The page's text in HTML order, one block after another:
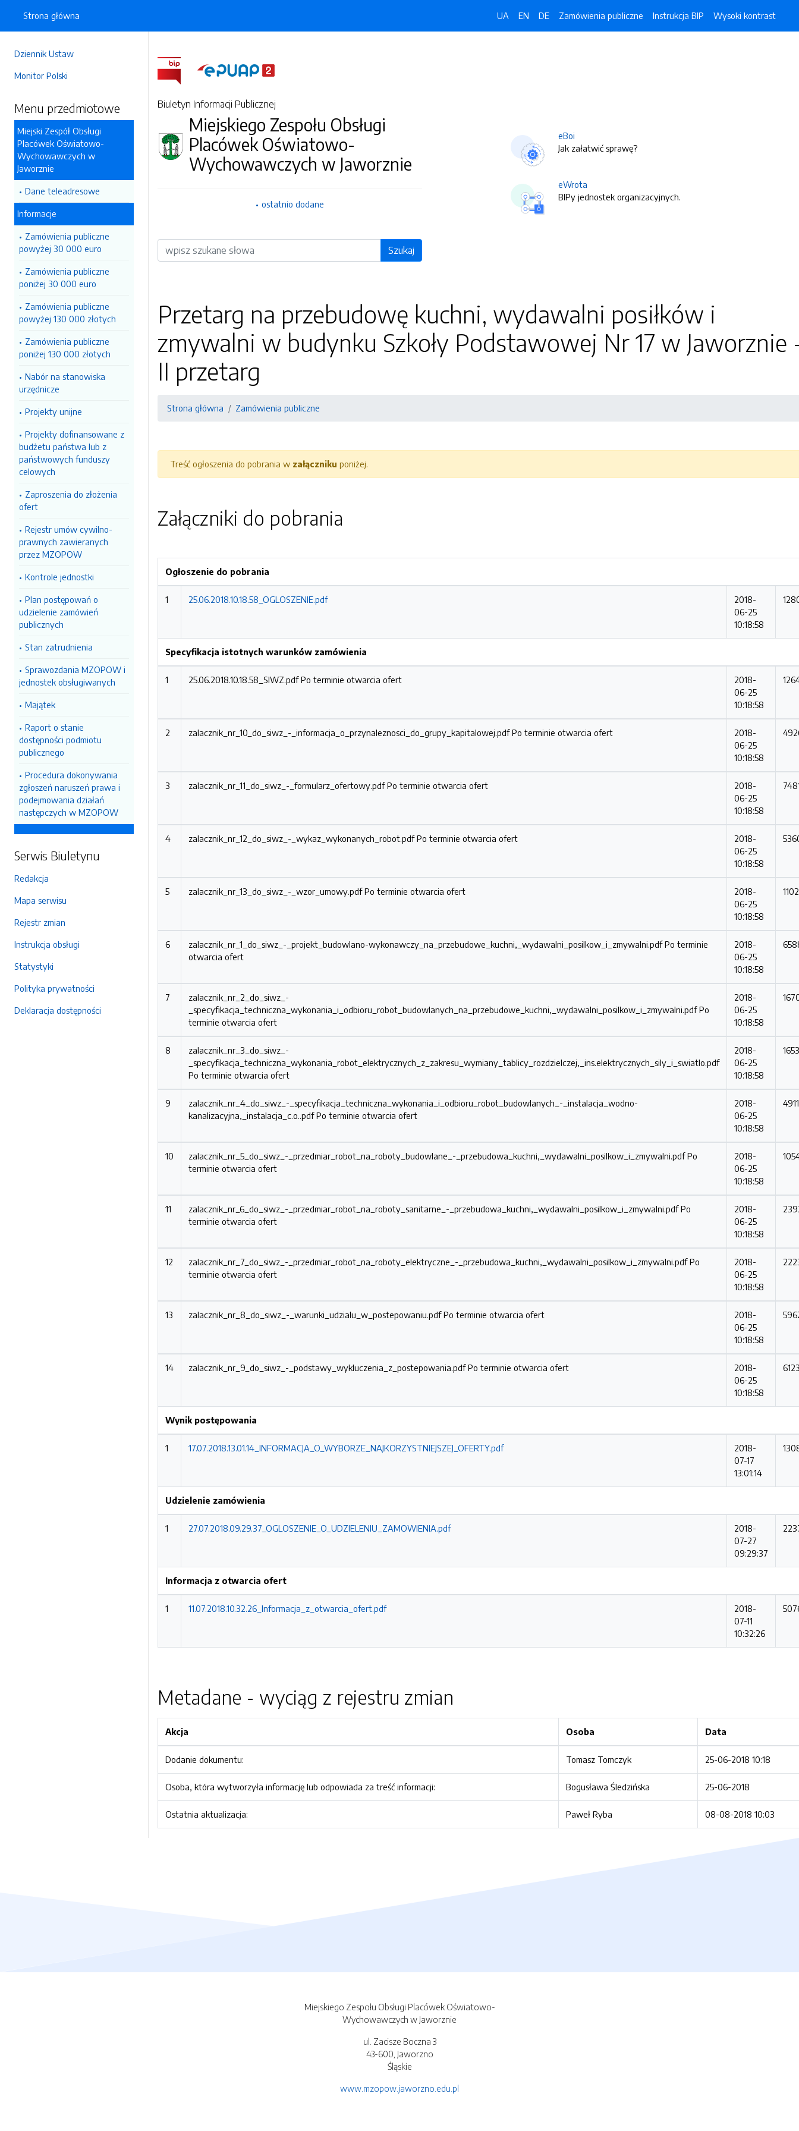
Dziennik Ustaw
Monitor Polski
Menu przedmiotowe
Miejski Zespół Obsługi
Placówek Oświatowo-
Wychowawczych w
Jaworznie
Dane teleadresowe
Informacje
Zamówienia publiczne
powyżej 30 000 euro
Zamówienia publiczne
poniżej 30 000 euro
Zamówienia publiczne
powyżej 130 000 złotych
Zamówienia publiczne
poniżej 130 000 złotych
Nabór na stanowiska
urzędnicze
Projekty unijne
Projekty dofinansowane z
budżetu państwa lub z
państwowych funduszy
celowych
Zaproszenia do złożenia
ofert
Rejestr umów cywilno-
prawnych zawieranych
przez MZOPOW
Kontrole jednostki
Plan postępowań o
udzielenie zamówień
publicznych
Stan zatrudnienia
Sprawozdania MZOPOW i
jednostek obsługiwanych
Majątek
Raport o stanie
dostępności podmiotu
publicznego
Procedura dokonywania
zgłoszeń naruszeń prawa i
podejmowania działań
następczych w MZOPOW
Serwis Biuletynu
Redakcja
Mapa serwisu
Rejestr zmian
Instrukcja obsługi
Statystyki
Polityka prywatności
Deklaracja dostępności
Strona główna UA EN DE Zamówienia publiczne Instrukcja BIP Wysoki kontrast
Biuletyn Informacji Publicznej
Miejskiego Zespołu Obsługi
Placówek Oświatowo-
Wychowawczych w Jaworznie
ostatnio dodane
Wyszukiwarka Szukaj
eBoi
Jak załatwić sprawę?
eWrota
BIPy jednostek organizacyjnych.
Przetarg na przebudowę kuchni, wydawalni posiłków i
zmywalni w budynku Szkoły Podstawowej Nr 17 w Jaworznie
II przetarg
Strona główna Zamówienia publiczne
Treść ogłoszenia do pobrania w załączniku poniżej.
Załączniki do pobrania
Ogłoszenie do pobrania
1 25.06.2018.10.18.58_OGLOSZENIE.pdf
2018-
06-25
10:18:58
Specyfikacja istotnych warunków zamówienia
1 25.06.2018.10.18.58_SIWZ.pdfPo terminie otwarcia ofert
2018-
06-25
10:18:58
2 zalacznik_nr_10_do_siwz_-_informacja_o_przynaleznosci_do_grupy_kapitalowej.pdfPo terminie otwarcia ofert
2018-
06-25
10:18:58
3 zalacznik_nr_11_do_siwz_-_formularz_ofertowy.pdfPo terminie otwarcia ofert
2018-
06-25
10:18:58
4 zalacznik_nr_12_do_siwz_-_wykaz_wykonanych_robot.pdfPo terminie otwarcia ofert
2018-
06-25
10:18:58
5 zalacznik_nr_13_do_siwz_-_wzor_umowy.pdfPo terminie otwarcia ofert
2018-
06-25
10:18:58
6 zalacznik_nr_1_do_siwz_-_projekt_budowlano-wykonawczy_na_przebudowe_kuchni,_wydawalni_posilkow_i_zmywalni.pdfPo terminie
otwarcia ofert
2018-
06-25
10:18:58
7
zalacznik_nr_2_do_siwz_-
_specyfikacja_techniczna_wykonania_i_odbioru_robot_budowlanych_na_przebudowe_kuchni,_wydawalni_posilkow_i_zmywalni.pdfPo
terminie otwarcia ofert
2018-
06-25
10:18:58
8
zalacznik_nr_3_do_siwz_-
_specyfikacja_techniczna_wykonania_robot_elektrycznych_z_zakresu_wymiany_tablicy_rozdzielczej,_ins.elektrycznych_sily_i_swiatlo.pdf
Po terminie otwarcia ofert
2018-
06-25
10:18:58
9
zalacznik_nr_4_do_siwz_-_specyfikacja_techniczna_wykonania_i_odbioru_robot_budowlanych_-_instalacja_wodno-
kanalizacyjna,_instalacja_c.o..pdfPo terminie otwarcia ofert
2018-
06-25
10:18:58
10 zalacznik_nr_5_do_siwz_-_przedmiar_robot_na_roboty_budowlane_-_przebudowa_kuchni,_wydawalni_posilkow_i_zmywalni.pdfPo
terminie otwarcia ofert
2018-
06-25
10:18:58
11 zalacznik_nr_6_do_siwz_-_przedmiar_robot_na_roboty_sanitarne_-_przebudowa_kuchni,_wydawalni_posilkow_i_zmywalni.pdfPo
terminie otwarcia ofert
2018-
06-25
10:18:58
12 zalacznik_nr_7_do_siwz_-_przedmiar_robot_na_roboty_elektryczne_-_przebudowa_kuchni,_wydawalni_posilkow_i_zmywalni.pdfPo
terminie otwarcia ofert
2018-
06-25
10:18:58
13 zalacznik_nr_8_do_siwz_-_warunki_udzialu_w_postepowaniu.pdfPo terminie otwarcia ofert
2018-
06-25
10:18:58
14 zalacznik_nr_9_do_siwz_-_podstawy_wykluczenia_z_postepowania.pdfPo terminie otwarcia ofert
2018-
06-25
10:18:58
Wynik postępowania
1 17.07.2018.13.01.14_INFORMACJA_O_WYBORZE_NAJKORZYSTNIEJSZEJ_OFERTY.pdf
2018-
07-17
13:01:14
Udzielenie zamówienia
1 27.07.2018.09.29.37_OGLOSZENIE_O_UDZIELENIU_ZAMOWIENIA.pdf
2018-
07-27
09:29:37
Informacja z otwarcia ofert
1 11.07.2018.10.32.26_Informacja_z_otwarcia_ofert.pdf
2018-
07-11
10:32:26
Metadane - wyciąg z rejestru zmian
Akcja Osoba Data
Dodanie dokumentu: Tomasz Tomczyk 25-06-2018 10:18
Osoba, która wytworzyła informację lub odpowiada za treść informacji: Bogusława Śledzińska 25-06-2018
Ostatnia aktualizacja: Paweł Ryba 08-08-2018 10:03
Miejskiego Zespołu Obsługi Placówek Oświatowo-
Wychowawczych w Jaworznie
ul. Zacisze Boczna 3
43-600, Jaworzno
Śląskie
www.mzopow.jaworzno.edu.pl